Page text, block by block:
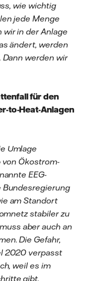
wie wichtig
jede Menge
wir in der Anlage
ändert, werden
werden wir
für den
to-Heat-Anlagen
Umlage
von Ökostrom-
EEG-
Bundesregierung
am Standort
stabiler zu
aber auch an
Die Gefahr,
2020 verpasst
weil es im
gibt.